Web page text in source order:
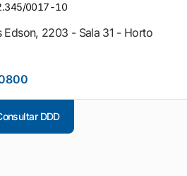
0017-10
Edson, 2203 - Sala 31 - Horto
DDD